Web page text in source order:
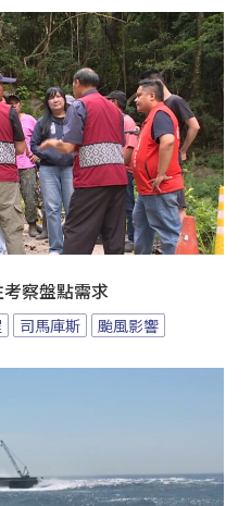
察盤點需求
司馬庫斯 颱風影響